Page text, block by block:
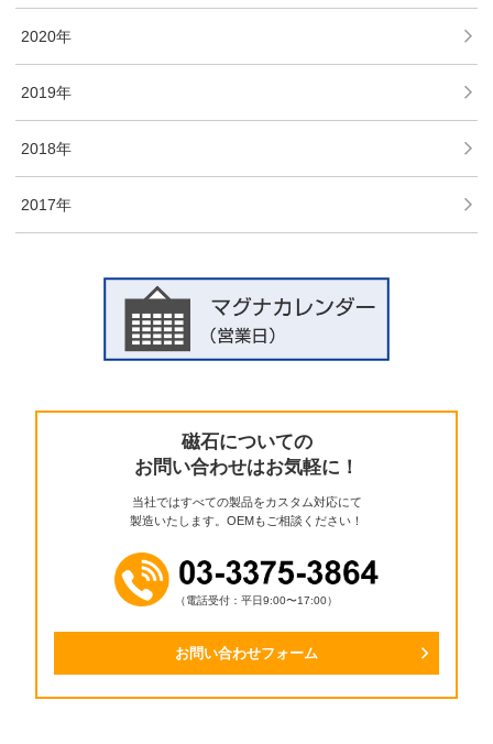
2020年
2019年
2018年
2017年
磁石についての
お問い合わせはお気軽に！
当社ではすべての製品をカスタム対応にて
製造いたします。OEMもご相談ください！
（電話受付：平日9:00〜17:00）
お問い合わせフォーム